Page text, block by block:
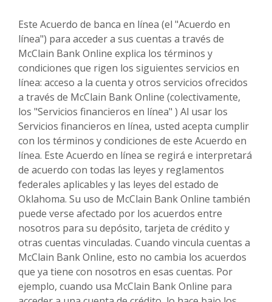
Este Acuerdo de banca en línea (el "Acuerdo en
línea") para acceder a sus cuentas a través de
McClain Bank Online explica los términos y
condiciones que rigen los siguientes servicios en
línea: acceso a la cuenta y otros servicios ofrecidos
a través de McClain Bank Online (colectivamente,
los "Servicios financieros en línea" ) Al usar los
Servicios financieros en línea, usted acepta cumplir
con los términos y condiciones de este Acuerdo en
línea. Este Acuerdo en línea se regirá e interpretará
de acuerdo con todas las leyes y reglamentos
federales aplicables y las leyes del estado de
Oklahoma. Su uso de McClain Bank Online también
puede verse afectado por los acuerdos entre
nosotros para su depósito, tarjeta de crédito y
otras cuentas vinculadas. Cuando vincula cuentas a
McClain Bank Online, esto no cambia los acuerdos
que ya tiene con nosotros en esas cuentas. Por
ejemplo, cuando usa McClain Bank Online para